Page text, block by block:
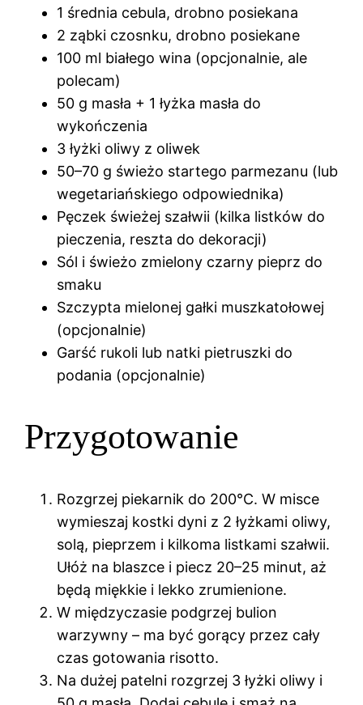
1 średnia cebula, drobno posiekana
2 ząbki czosnku, drobno posiekane
100 ml białego wina (opcjonalnie, ale
polecam)
50 g masła + 1 łyżka masła do
wykończenia
3 łyżki oliwy z oliwek
50–70 g świeżo startego parmezanu (lub
wegetariańskiego odpowiednika)
Pęczek świeżej szałwii (kilka listków do
pieczenia, reszta do dekoracji)
Sól i świeżo zmielony czarny pieprz do
smaku
Szczypta mielonej gałki muszkatołowej
(opcjonalnie)
Garść rukoli lub natki pietruszki do
podania (opcjonalnie)
Przygotowanie
Rozgrzej piekarnik do 200°C. W misce
wymieszaj kostki dyni z 2 łyżkami oliwy,
solą, pieprzem i kilkoma listkami szałwii.
Ułóż na blaszce i piecz 20–25 minut, aż
będą miękkie i lekko zrumienione.
W międzyczasie podgrzej bulion
warzywny – ma być gorący przez cały
czas gotowania risotto.
Na dużej patelni rozgrzej 3 łyżki oliwy i